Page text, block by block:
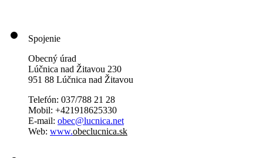
Spojenie
Obecný úrad
Lúčnica nad Žitavou 230
951 88 Lúčnica nad Žitavou
Telefón: 037/788 21 28
Mobil: +421918625330
E-mail: obec@lucnica.net
Web: www.obeclucnica.sk